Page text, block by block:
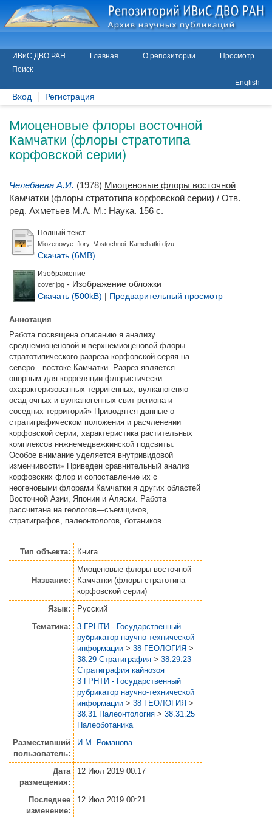
ИВиС ДВО РАН Главная О репозитории
Просмотр
Поиск
English
Вход Регистрация
Миоценовые флоры восточной
Камчатки (флоры стратотипа
корфовской серии)
Челебаева А.И. (1978) Миоценовые флоры восточной
Камчатки (флоры стратотипа корфовской серии) / Отв.
ред. Ахметьев М.А. М.: Наука. 156 с.
Полный текст
Miozenovye_flory_Vostochnoi_Kamchatki.djvu
Скачать (6MB)
Изображение
cover.jpg - Изображение обложки
Скачать (500kB) | Предварительный просмотр
Аннотация
Работа посвящена описанию я анализу
среднемиоценовой и верхнемиоценовой флоры
стратотипического разреза корфовской серяя на
северо—востоке Камчатки. Разрез является
опорным для корреляции флористически
охарактеризованных терригенных, вулканогеняо—
осад очных и вулканогенных свит региона и
соседних территорий» Приводятся данные о
стратиграфическом положения и расчленении
корфовской серии, характеристика растительных
комплексов ннжнемедвежкинской подсвиты.
Особое внимание уделяется внутривидовой
изменчивости» Приведен сравнительный анализ
корфовских флор и сопоставление их с
неогеновыми флорами Камчатки я других областей
Восточной Азии, Японии и Аляски. Работа
рассчитана на геологов—съемщиков,
стратиграфов, палеонтологов, ботаников.
Тип объекта: Книга
Название:
Миоценовые флоры восточной
Камчатки (флоры стратотипа
корфовской серии)
Язык:
Русский
Тематика:
3 ГРНТИ - Государственный
рубрикатор научно-технической
информации > 38 ГЕОЛОГИЯ >
38.29 Стратиграфия > 38.29.23
Стратиграфия кайнозоя
3 ГРНТИ - Государственный
рубрикатор научно-технической
информации > 38 ГЕОЛОГИЯ >
38.31 Палеонтология > 38.31.25
Палеоботаника
Разместивший
пользователь:
И.М. Романова
Дата
размещения:
12 Июл 2019 00:17
Последнее
изменение:
12 Июл 2019 00:21